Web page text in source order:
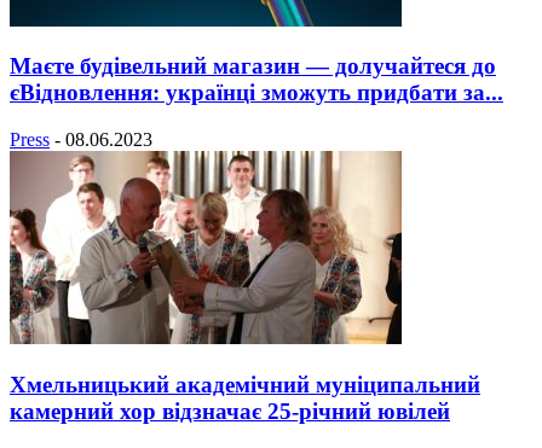
Маєте будівельний магазин — долучайтеся до
єВідновлення: українці зможуть придбати за...
Press - 08.06.2023
Хмельницький академічний муніципальний
камерний хор відзначає 25-річний ювілей